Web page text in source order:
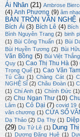
Ái Nhân (21) Ambrose
(4) Anh Phương (9) âm
BÀN TRÒN VĂN NGHỆ
Bích Ái (3) Bích Lê (4) Bích
Bình Nguyên Trang (2) binh
(1) Bùi Công Thuấn (1) Bùi
Bùi Huyền Tương (2) Bùi
Văn Bồng (5) Bùi Việt Thắng
Quy (1) Cao Thị Thu Hà (3)
Trọng Quế (1) Cao Văn
Tú Cầu (1) Chàng Cát (1)
NGHỆ SĨ (2) Châu Đoàn (1)
(1) Chí Anh (1) Chính Đức (1)
(2) Chu Ngạn Thư (10)
Lâm (1) Cỏ Dại (7) covid 19
văn chương (1) CỬA SỔ
Dạ Thảo (2) Dạ Thy (1)
(29) Du Tử Lê (1) Dung
(1)
Dương Đăng Huệ (1)